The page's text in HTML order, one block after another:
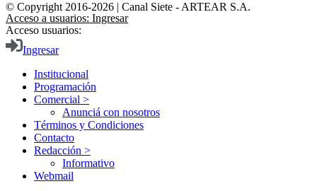
© Copyright 2016-2026 | Canal Siete - ARTEAR S.A.
Acceso a usuarios: Ingresar
Acceso usuarios:
Ingresar
Institucional
Programación
Comercial >
Anunciá con nosotros
Términos y Condiciones
Contacto
Redacción >
Informativo
Webmail